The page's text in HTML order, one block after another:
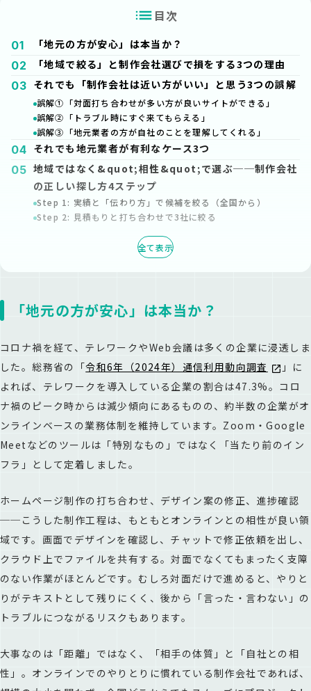
目次
01
「地元の方が安心」は本当か？
02
「地域で絞る」と制作会社選びで損をする3つの理由
03 それでも「制作会社は近い方がいい」と思う3つの誤解
誤解①「対面打ち合わせが多い方が良いサイトができる」
誤解②「トラブル時にすぐ来てもらえる」
誤解③「地元業者の方が自社のことを理解してくれる」
04 それでも地元業者が有利なケース3つ
05 地域ではなく&quot;相性&quot;で選ぶ──制作会社
の正しい探し方4ステップ
Step 1: 実績と「伝わり方」で候補を絞る（全国から）
Step 2: 見積もりと打ち合わせで3社に絞る
Step 4: 契約前に「運用体制」を確認する
ShareDanに相談が多いケースと対応の流れ
全て表示
「地元の方が安心」は本当か？
コロナ禍を経て、テレワークやWeb会議は多くの企業に浸透しま
した。総務省の「令和6年（2024年）通信利用動向調査
」に
よれば、テレワークを導入している企業の割合は47.3%。コロ
ナ禍のピーク時からは減少傾向にあるものの、約半数の企業がオ
ンラインベースの業務体制を維持しています。Zoom・Google
Meetなどのツールは「特別なもの」ではなく「当たり前のイン
フラ」として定着しました。
ホームページ制作の打ち合わせ、デザイン案の修正、進捗確認
──こうした制作工程は、もともとオンラインとの相性が良い領
域です。画面でデザインを確認し、チャットで修正依頼を出し、
クラウド上でファイルを共有する。対面でなくてもまったく支障
のない作業がほとんどです。むしろ対面だけで進めると、やりと
りがテキストとして残りにくく、後から「言った・言わない」の
トラブルにつながるリスクもあります。
大事なのは「距離」ではなく、「相手の体質」と「自社との相
性」。オンラインでのやりとりに慣れている制作会社であれば、